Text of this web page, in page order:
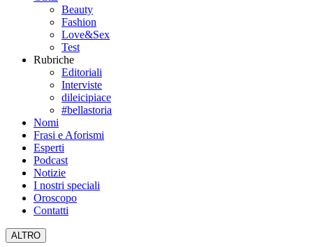
Beauty
Fashion
Love&Sex
Test
Rubriche
Editoriali
Interviste
dileicipiace
#bellastoria
Nomi
Frasi e Aforismi
Esperti
Podcast
Notizie
I nostri speciali
Oroscopo
Contatti
ALTRO